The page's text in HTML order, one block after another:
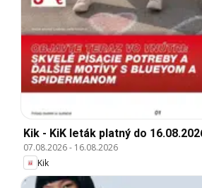
Kik - KiK leták platný do
07.08.2026- 16.08.2026
Kik